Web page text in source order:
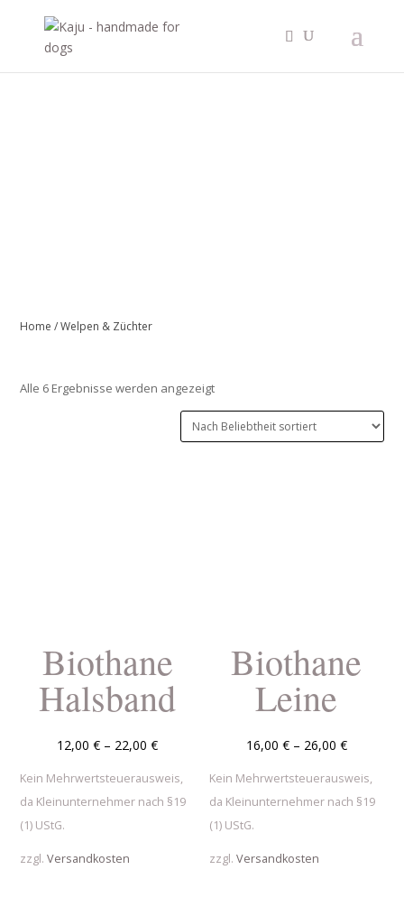
Home / Welpen & Züchter
Alle 6 Ergebnisse werden angezeigtNach
Beliebtheit
sortiert
Biothane
Halsband
12,00€ – 22,00€
Kein Mehrwertsteuerausweis,
da Kleinunternehmer nach §19
(1) UStG.
zzgl.Versandkosten
Biothane
Leine
16,00 €– 26,00 €
Kein Mehrwertsteuerausweis,
da Kleinunternehmer nach §19
(1) UStG.
zzgl.Versandkosten